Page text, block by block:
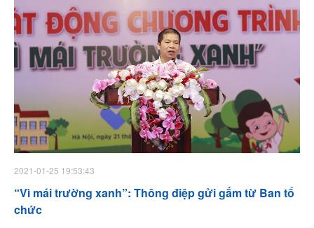
2021-01-25 19:53:43
“Vì mái trường xanh”: Thông điệp gửi gắm từ Ban tổ
chức